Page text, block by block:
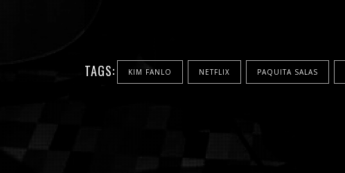
TAGS: KIM FANLO NETFLIX PAQUITA SALAS